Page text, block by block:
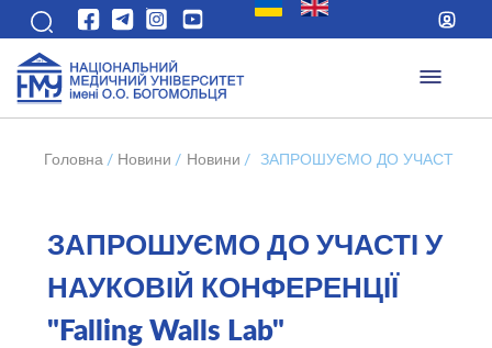
Головна / Новини / Новини / ЗАПРОШУЄМО ДО УЧАСТІ У
ЗАПРОШУЄМО ДО УЧАСТІ У
НАУКОВІЙ КОНФЕРЕНЦІЇ
"Falling Walls Lab"